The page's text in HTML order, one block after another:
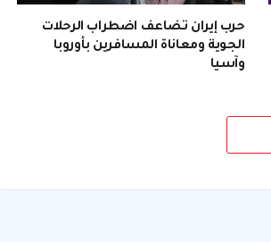
حرب إيران تضاعف اضطراب الرحلات
الجوية ومعاناة المسافرين بأوروبا
وآسيا